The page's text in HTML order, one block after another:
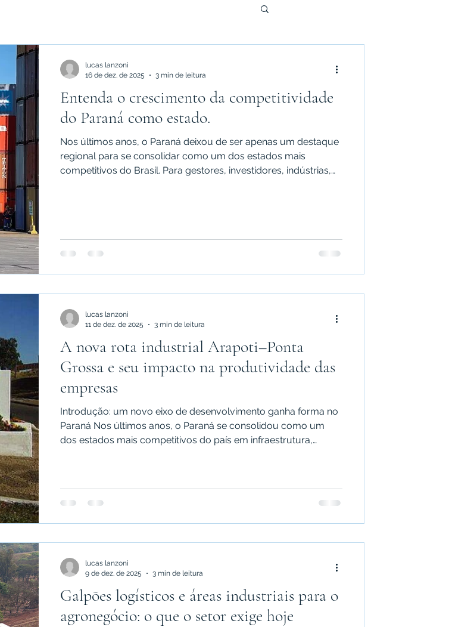
Entenda o crescimento da competitividade
do Paraná como estado.
Nos últimos anos, o Paraná deixou de ser apenas um destaque
regional para se consolidar como um dos estados mais
competitivos do Brasil. Para gestores, investidores, indústrias,
logística eficiente, estabilidade econômica, qualificação da mão
de obra e po
lucas lanzoni
16 de dez. de 2025
3 min de leitura
A nova rota industrial Arapoti–Ponta
Grossa e seu impacto na produtividade das
empresas
Introdução: um novo eixo de desenvolvimento ganha forma no
Paraná Nos últimos anos, o Paraná se consolidou como um
dos estados mais competitivos do país em infraestrutura,
indústrias, cooperativas agrícolas, centros logísticos e grandes
lucas lanzoni
11 de dez. de 2025
3 min de leitura
Galpões logísticos e áreas industriais para o
agronegócio: o que o setor exige hoje
lucas lanzoni
9 de dez. de 2025
3 min de leitura